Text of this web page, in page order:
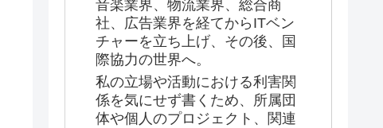
音楽業界、物流業界、総合商
社、広告業界を経てからITベン
チャーを立ち上げ、その後、国
際協力の世界へ。
私の立場や活動における利害関
係を気にせず書くため、所属団
体や個人のプロジェクト、関連